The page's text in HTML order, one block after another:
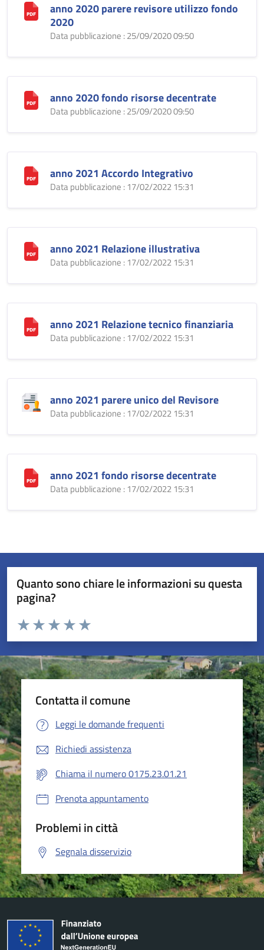
anno 2020 parere revisore utilizzo fondo
2020
Data pubblicazione : 25/09/2020 09:50
anno 2020 fondo risorse decentrate
Data pubblicazione : 25/09/2020 09:50
anno 2021 Accordo Integrativo
Data pubblicazione : 17/02/2022 15:31
anno 2021 Relazione illustrativa
Data pubblicazione : 17/02/2022 15:31
anno 2021 Relazione tecnico finanziaria
Data pubblicazione : 17/02/2022 15:31
anno 2021 parere unico del Revisore
Data pubblicazione : 17/02/2022 15:31
anno 2021 fondo risorse decentrate
Data pubblicazione : 17/02/2022 15:31
Quanto sono chiare le informazioni su questa
pagina?
Valuta da 1 a 5 stelle la pagina
Valuta 5 stelle su 5
Valuta 4 stelle su 5
Valuta 3 stelle su 5
Valuta 2 stelle su 5
Valuta 1 stelle su 5
Contatta il comune
Leggi le domande frequenti
Richiedi assistenza
Chiama il numero 0175.23.01.21
Prenota appuntamento
Problemi in città
Segnala disservizio